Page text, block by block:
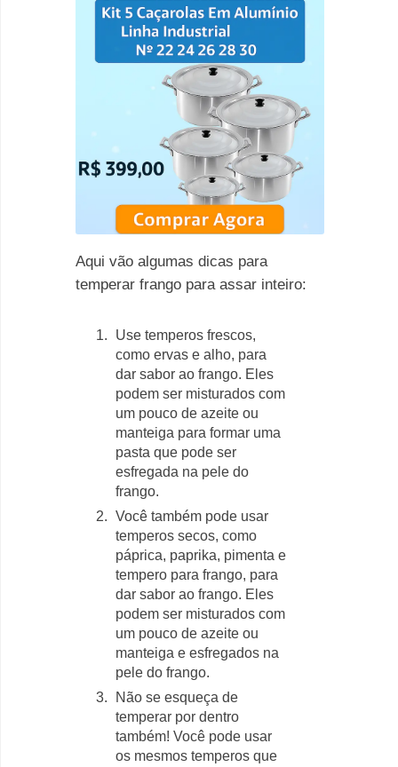
Aqui vão algumas dicas para
temperar frango para assar inteiro:
Use temperos frescos,
como ervas e alho, para
dar sabor ao frango. Eles
podem ser misturados com
um pouco de azeite ou
manteiga para formar uma
pasta que pode ser
esfregada na pele do
frango.
Você também pode usar
temperos secos, como
páprica, paprika, pimenta e
tempero para frango, para
dar sabor ao frango. Eles
podem ser misturados com
um pouco de azeite ou
manteiga e esfregados na
pele do frango.
Não se esqueça de
temperar por dentro
também! Você pode usar
os mesmos temperos que